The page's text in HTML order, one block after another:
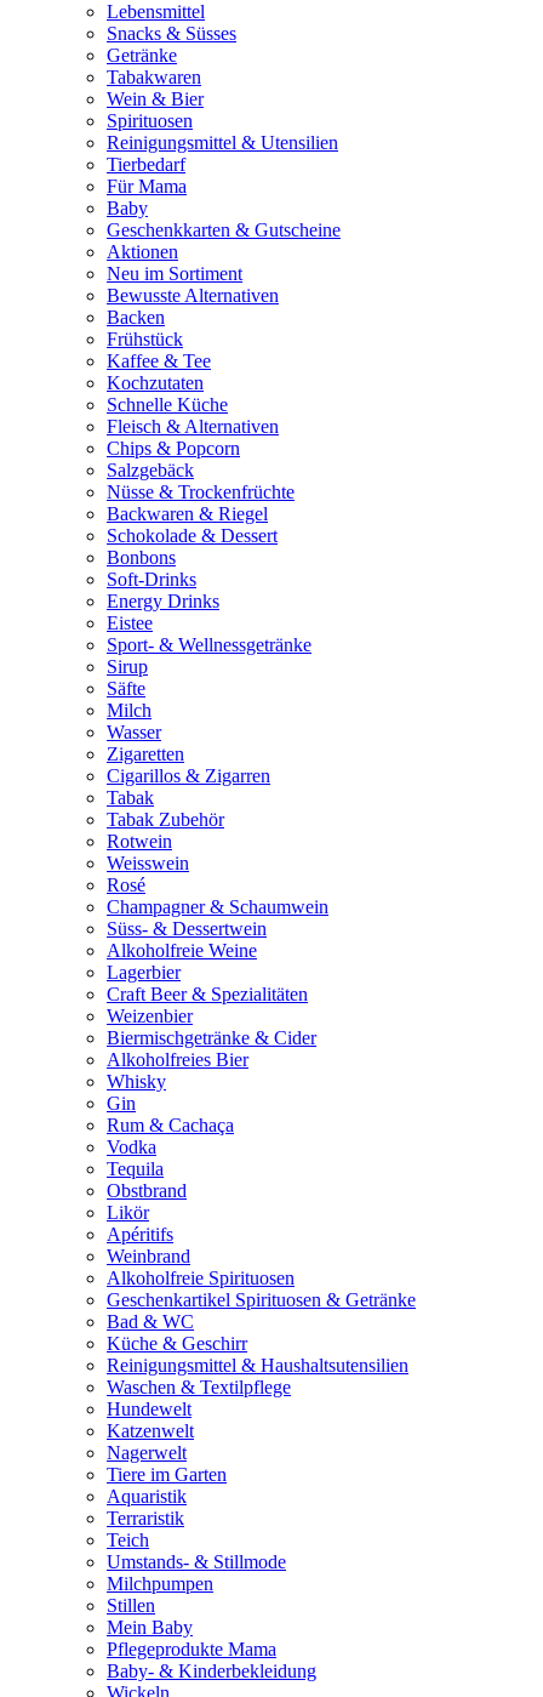
Lebensmittel
Snacks & Süsses
Getränke
Tabakwaren
Wein & Bier
Spirituosen
Reinigungsmittel & Utensilien
Tierbedarf
Für Mama
Baby
Geschenkkarten & Gutscheine
Aktionen
Neu im Sortiment
Bewusste Alternativen
Backen
Frühstück
Kaffee & Tee
Kochzutaten
Schnelle Küche
Fleisch & Alternativen
Chips & Popcorn
Salzgebäck
Nüsse & Trockenfrüchte
Backwaren & Riegel
Schokolade & Dessert
Bonbons
Soft-Drinks
Energy Drinks
Eistee
Sport- & Wellnessgetränke
Sirup
Säfte
Milch
Wasser
Zigaretten
Cigarillos & Zigarren
Tabak
Tabak Zubehör
Rotwein
Weisswein
Rosé
Champagner & Schaumwein
Süss- & Dessertwein
Alkoholfreie Weine
Lagerbier
Craft Beer & Spezialitäten
Weizenbier
Biermischgetränke & Cider
Alkoholfreies Bier
Whisky
Gin
Rum & Cachaça
Vodka
Tequila
Obstbrand
Likör
Apéritifs
Weinbrand
Alkoholfreie Spirituosen
Geschenkartikel Spirituosen & Getränke
Bad & WC
Küche & Geschirr
Reinigungsmittel & Haushaltsutensilien
Waschen & Textilpflege
Hundewelt
Katzenwelt
Nagerwelt
Tiere im Garten
Aquaristik
Terraristik
Teich
Umstands- & Stillmode
Milchpumpen
Stillen
Mein Baby
Pflegeprodukte Mama
Baby- & Kinderbekleidung
Wickeln